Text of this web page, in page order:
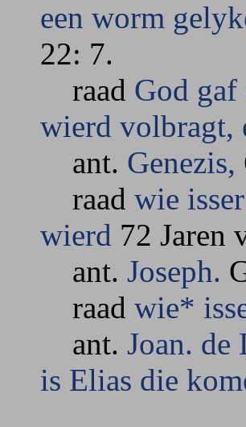
een worm
22: 7.
raad God gaf
wierd volbragt,
ant. Genezis,
raad wie
wierd 72 Jaren
ant. Joseph.
raad wie*
ant. Joan. de
is Elias die